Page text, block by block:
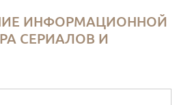
ИНФОРМАЦИОННОЙ
СЕРИАЛОВ И